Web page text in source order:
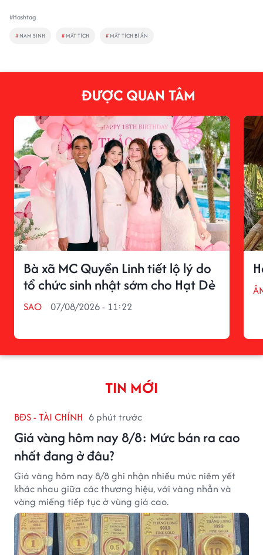
#Hashtag
# NAM SINH # MẤT TÍCH # MẤT TÍCH BÍ ẨN
ĐƯỢC QUAN TÂM
Bà xã MC Quyền Linh tiết lộ lý do
tổ chức sinh nhật sớm cho Hạt Dẻ
SAO 07/08/2026 - 11:22
TIN MỚI
BĐS - TÀI CHÍNH 6 phút trước
Giá vàng hôm nay 8/8: Mức bán ra cao
nhất đang ở đâu?
Giá vàng hôm nay 8/8 ghi nhận nhiều mức niêm yết
khác nhau giữa các thương hiệu, với vàng nhẫn và
vàng miếng tiếp tục ở vùng giá cao.